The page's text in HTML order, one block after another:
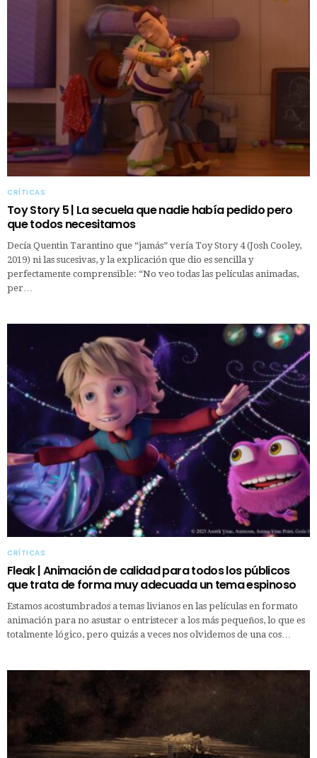
CRÍTICAS
Toy Story 5 | La secuela que nadie había pedido pero
que todos necesitamos
Decía Quentin Tarantino que “jamás” vería Toy Story 4 (Josh Cooley,
2019) ni las sucesivas, y la explicación que dio es sencilla y
perfectamente comprensible: “No veo todas las películas animadas,
per…
CRÍTICAS
Fleak | Animación de calidad para todos los públicos
que trata de forma muy adecuada un tema espinoso
Estamos acostumbrados a temas livianos en las películas en formato
animación para no asustar o entristecer a los más pequeños, lo que es
totalmente lógico, pero quizás a veces nos olvidemos de una cos…